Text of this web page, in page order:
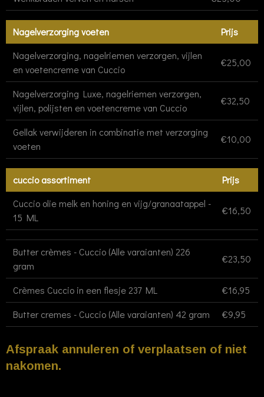
Nagelverzorging voeten
Prijs
Nagelverzorging, nagelriemen verzorgen, vijlen
en voetencreme van Cuccio
€25,00
Nagelverzorging Luxe, nagelriemen verzorgen,
vijlen, polijsten en voetencreme van Cuccio
€32,50
Gellak verwijderen in combinatie met verzorging
voeten
€10,00
cuccio assortiment
Prijs
Cuccio olie melk en honing en vijg/granaatappel -
15 ML
€16,50
Butter crèmes - Cuccio (Alle varaianten) 226
gram
€23,50
Crèmes Cuccio in een flesje 237 ML
€16,95
Butter cremes - Cuccio (Alle varaianten) 42 gram
€9,95
Afspraak annuleren of verplaatsen of niet
nakomen.